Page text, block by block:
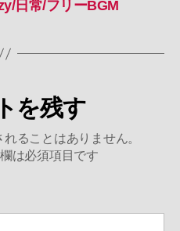
日常/フリーBGM
を残す
ることはありません。
は必須項目です